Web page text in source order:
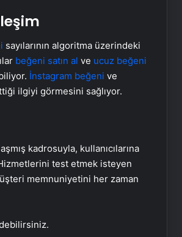
sayılarının algoritma üzerindeki
beğeni satın al ve ucuz beğeni
İnstagram beğeni ve
ilgiyi görmesini sağlıyor.
kadrosuyla, kullanıcılarına
test etmek isteyen
memnuniyetini her zaman